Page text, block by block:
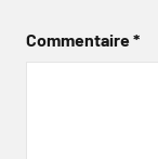
Commentaire*